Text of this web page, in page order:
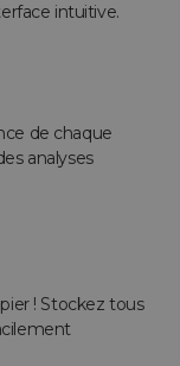
intuitive.
de chaque
analyses
! Stockez tous